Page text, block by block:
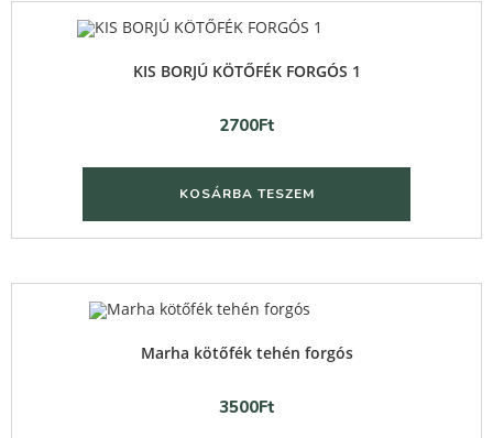
KIS BORJÚ KÖTŐFÉK FORGÓS 1
2700Ft
KOSÁRBA TESZEM
Marha kötőfék tehén forgós
3500Ft